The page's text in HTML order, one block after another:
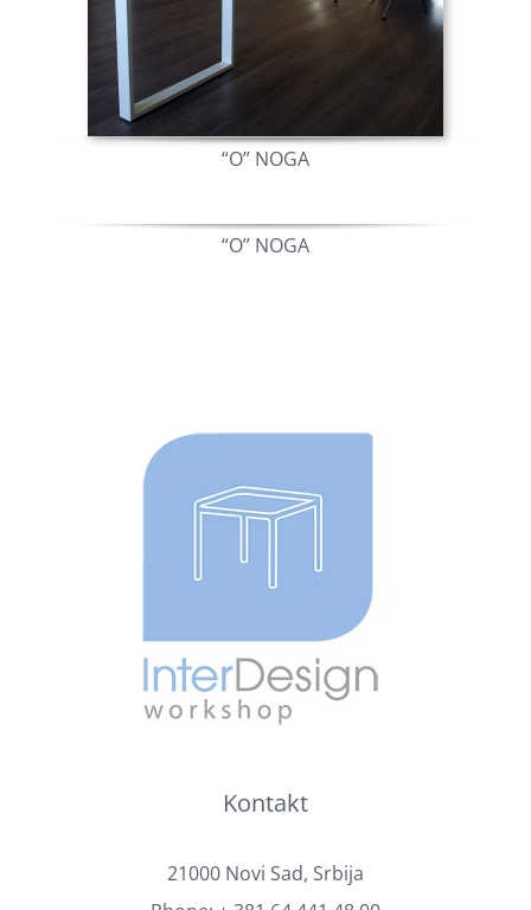
“O” NOGA
“O” NOGA
Kontakt
21000 Novi Sad, Srbija